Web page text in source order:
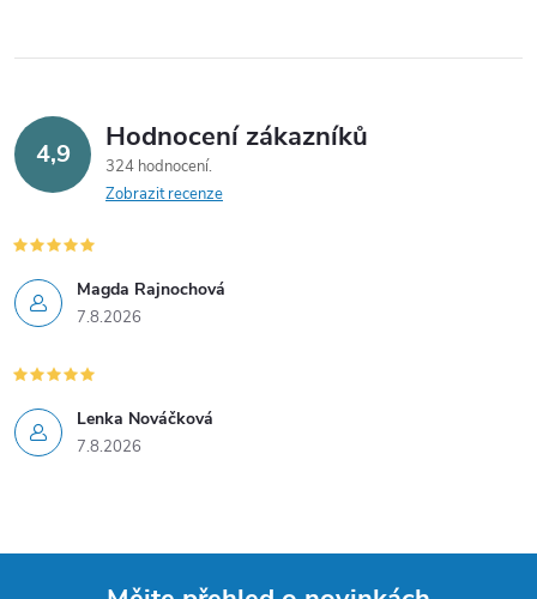
4,9 Hodnocení zákazníků
324 hodnocení
Zobrazit recenze
Magda Rajnochová
7.8.2026
Lenka Nováčková
7.8.2026